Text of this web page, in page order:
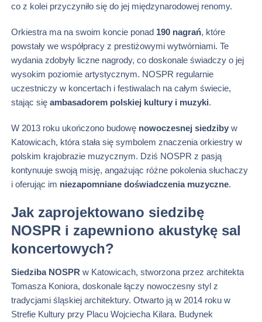
co z kolei przyczyniło się do jej międzynarodowej renomy.
Orkiestra ma na swoim koncie ponad 190 nagrań, które
powstały we współpracy z prestiżowymi wytwórniami. Te
wydania zdobyły liczne nagrody, co doskonale świadczy o jej
wysokim poziomie artystycznym. NOSPR regularnie
uczestniczy w koncertach i festiwalach na całym świecie,
stając się ambasadorem polskiej kultury i muzyki.
W 2013 roku ukończono budowę nowoczesnej siedziby w
Katowicach, która stała się symbolem znaczenia orkiestry w
polskim krajobrazie muzycznym. Dziś NOSPR z pasją
kontynuuje swoją misję, angażując różne pokolenia słuchaczy
i oferując im niezapomniane doświadczenia muzyczne.
Jak zaprojektowano siedzibę
NOSPR i zapewniono akustykę sal
koncertowych?
Siedziba NOSPR w Katowicach, stworzona przez architekta
Tomasza Koniora, doskonale łączy nowoczesny styl z
tradycjami śląskiej architektury. Otwarto ją w 2014 roku w
Strefie Kultury przy Placu Wojciecha Kilara. Budynek